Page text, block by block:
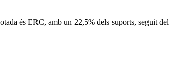
és ERC, amb un 22,5% dels suports, seguit del